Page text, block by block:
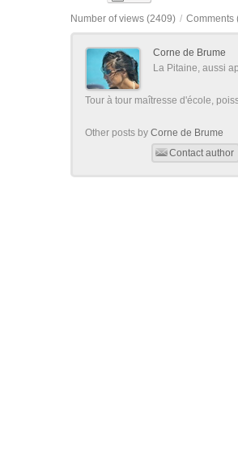
Number of views (2409) / Comments
Corne de Brume
La Pitaine, aussi
Tour à tour maîtresse d'école,
Other posts by Corne de Brume
Contact author